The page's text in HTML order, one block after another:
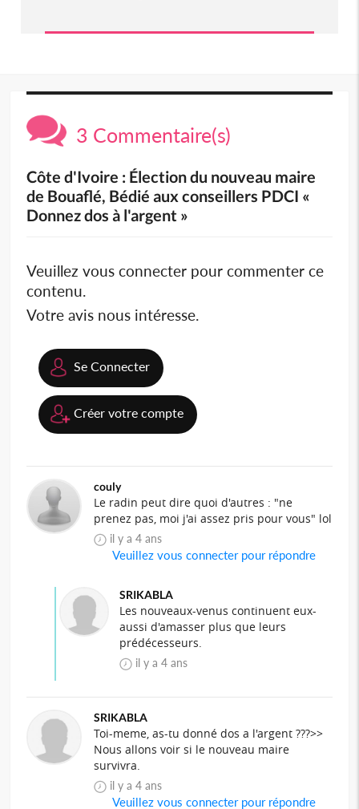
3 Commentaire(s)
Côte d'Ivoire : Élection du nouveau maire
de Bouaflé, Bédié aux conseillers PDCI «
Donnez dos à l'argent »
Veuillez vous connecter pour commenter ce
contenu.
Votre avis nous intéresse.
Se Connecter
Créer votre compte
couly
Le radin peut dire quoi d'autres : "ne
prenez pas, moi j'ai assez pris pour vous" lol
il y a 4 ans
Veuillez vous connecter pour répondre
SRIKABLA
Les nouveaux-venus continuent eux-
aussi d'amasser plus que leurs
prédécesseurs.
il y a 4 ans
SRIKABLA
Toi-meme, as-tu donné dos a l'argent ???>>
Nous allons voir si le nouveau maire
survivra.
il y a 4 ans
Veuillez vous connecter pour répondre